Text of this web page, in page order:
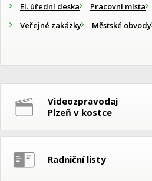
El. úřední deska
Pracovní místa
Veřejné zakázky
Městské obvody
Videozpravodaj
Plzeň v kostce
Radniční listy